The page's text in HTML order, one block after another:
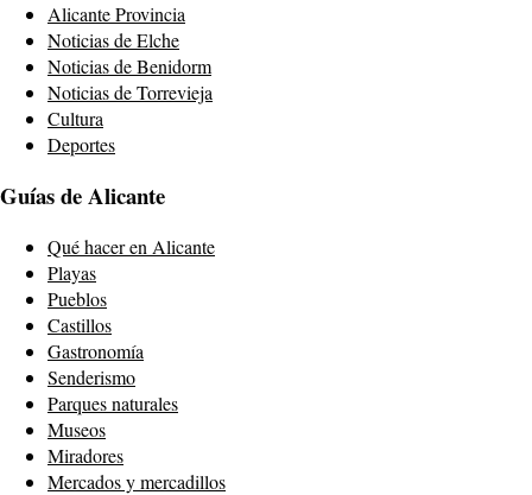
Alicante Provincia
Noticias de Elche
Noticias de Benidorm
Noticias de Torrevieja
Cultura
Deportes
Guías de Alicante
Qué hacer en Alicante
Playas
Pueblos
Castillos
Gastronomía
Senderismo
Parques naturales
Museos
Miradores
Mercados y mercadillos